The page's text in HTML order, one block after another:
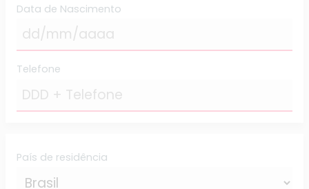
Data de Nascimento
Telefone
País de residência